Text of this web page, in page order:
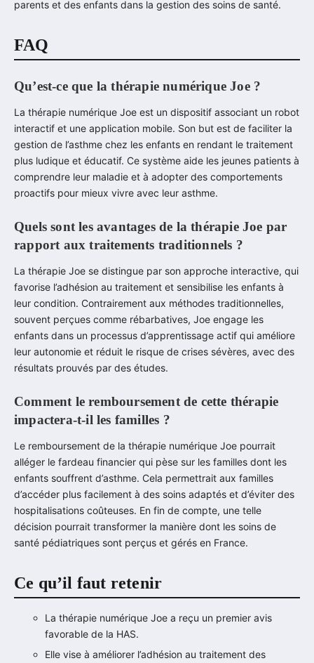
parents et des enfants dans la gestion des soins de santé.
FAQ
Qu’est-ce que la thérapie numérique Joe ?
La thérapie numérique Joe est un dispositif associant un robot
interactif et une application mobile. Son but est de faciliter la
gestion de l’asthme chez les enfants en rendant le traitement
plus ludique et éducatif. Ce système aide les jeunes patients à
comprendre leur maladie et à adopter des comportements
proactifs pour mieux vivre avec leur asthme.
Quels sont les avantages de la thérapie Joe par
rapport aux traitements traditionnels ?
La thérapie Joe se distingue par son approche interactive, qui
favorise l’adhésion au traitement et sensibilise les enfants à
leur condition. Contrairement aux méthodes traditionnelles,
souvent perçues comme rébarbatives, Joe engage les
enfants dans un processus d’apprentissage actif qui améliore
leur autonomie et réduit le risque de crises sévères, avec des
résultats prouvés par des études.
Comment le remboursement de cette thérapie
impactera-t-il les familles ?
Le remboursement de la thérapie numérique Joe pourrait
alléger le fardeau financier qui pèse sur les familles dont les
enfants souffrent d’asthme. Cela permettrait aux familles
d’accéder plus facilement à des soins adaptés et d’éviter des
hospitalisations coûteuses. En fin de compte, une telle
décision pourrait transformer la manière dont les soins de
santé pédiatriques sont perçus et gérés en France.
Ce qu’il faut retenir
La thérapie numérique Joe a reçu un premier avis
favorable de la HAS.
Elle vise à améliorer l’adhésion au traitement des